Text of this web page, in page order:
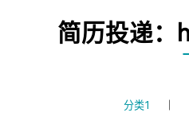
简历投递：
分类1